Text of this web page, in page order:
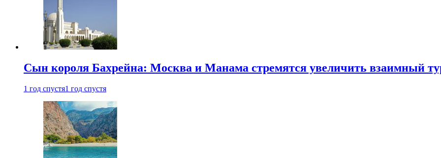
Сын короля Бахрейна: Москва и Манама стремятся увеличить взаимный
1 год спустя1 год спустя